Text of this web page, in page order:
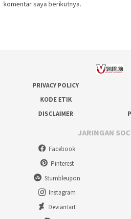
komentar saya berikutnya.
PRIVACY POLICY
KODE ETIK
DISCLAIMER
JARINGAN
Facebook
Pinterest
Stumbleupon
Instagram
Deviantart